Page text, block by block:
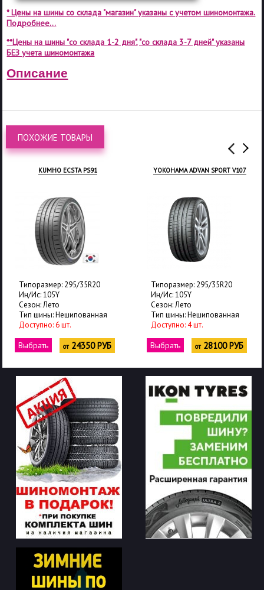
* Цены на шины со склада "магазин" указаны с учетом шиномонтажа.
Подробнее...
**Цены на шины "со склада 1-2 дня", "со склада 3-7 дней" указаны
БЕЗ учета шиномонтажа
Описание
ПОХОЖИЕ ТОВАРЫ
KUMHO ECSTA PS91
Типоразмер: 295/35R20
Ин/Ис: 105Y
Сезон: Лето
Тип шины: Нешипованная
Доступно: 6 шт.
Выбрать от24350 РУБ
YOKOHAMA ADVAN SPORT V107
Типоразмер: 295/35R20
Ин/Ис: 105Y
Сезон: Лето
Тип шины: Нешипованная
Доступно: 4 шт.
Выбрать от28100 РУБ